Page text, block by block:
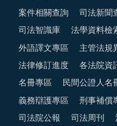
案件相關查詢 司法新聞
司法智識庫 法學資料檢
外語譯文專區 主管法規
法律修訂進度 各法院資
名冊專區 民間公證人名
義務辯護專區 刑事補償
司法院公報 司法周刊